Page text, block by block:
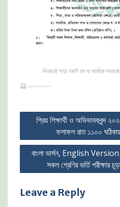
Post
navigation
প্রিয় শিক্ষার্থী ও অভিভাবকবৃন্দ
ফলাফল রাত ১১০০
বাংলা ভার্সন, English
সকল শ্রেণির ভর্তি পরীক্ষার
Leave a Reply